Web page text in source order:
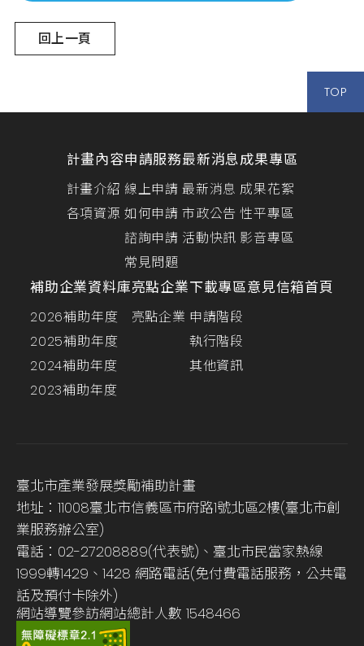
回上一頁
TOP
計畫內容
計畫介紹
各項資源
申請服務
線上申請
如何申請
諮詢申請
常見問題
最新消息
最新消息
市政公告
活動快訊
成果專區
成果花絮
性平專區
影音專區
補助企業資料庫
2026補助年度
2025補助年度
2024補助年度
2023補助年度
亮點企業
亮點企業
下載專區
申請階段
執行階段
其他資訊
意見信箱首頁
臺北市產業發展獎勵補助計畫
地址：11008臺北市信義區市府路1號北區2樓(臺北市創
業服務辦公室)
電話：02-27208889(代表號)、臺北市民當家熱線
1999轉1429、1428 網路電話(免付費電話服務，公共電
話及預付卡除外)
網站導覽參訪網站總計人數 1548466